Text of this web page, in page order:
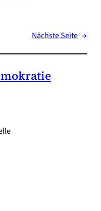
Nächste Seite →